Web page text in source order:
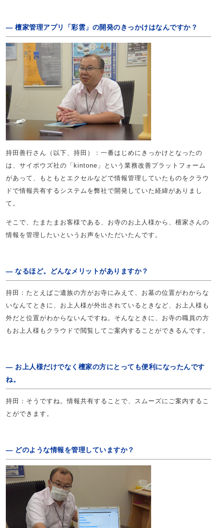
― 檀家管理アプリ「彩雲」の開発のきっかけはなんですか？
持田善行さん（以下、持田）：一番はじめにきっかけとなったの
は、サイボウズ社の「kintone」という業務改善プラットフォーム
があって、もともとエクセルなどで情報管理していたものをクラウ
ドで情報共有するシステムを弊社で開発していた経緯がありまし
て。
そこで、たまたまお客様である、お寺のお上人様から、檀家さんの
情報を管理したいというお声をいただいたんです。
― なるほど。どんなメリットがありますか？
持田：たとえばご遺族の方がお寺にみえて、お墓の位置がわからな
いなんてときに、お上人様が外出されているときなど、お上人様も
外だと位置がわからないんですね。そんなときに、お寺の職員の方
もお上人様もクラウドで閲覧してご案内することができるんです。
― お上人様だけでなく檀家の方にとっても便利になったんです
ね。
持田：そうですね。情報共有することで、スムーズにご案内するこ
とができます。
― どのような情報を管理していますか？